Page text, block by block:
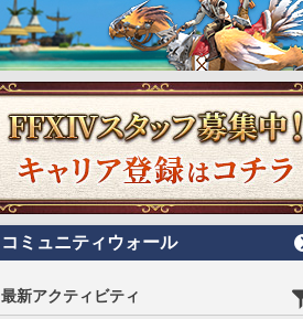
コミュニティウォール
最新アクティビティ